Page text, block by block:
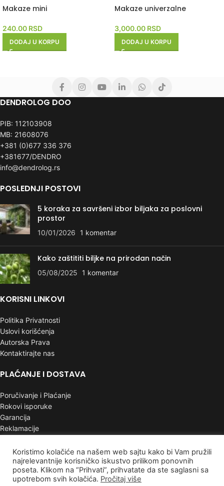
Makaze mini
240.00 RSD
DODAJ U KORPU
Makaze univerzalne
3,000.00 RSD
DODAJ U KORPU
DENDROLOG DOO
PIB: 112103908
MB: 21608076
+381 (0)677 336 376
+381677/DENDRO
info@dendrolog.rs
POSLEDNJI POSTOVI
5 koraka za savršeni izbor biljaka za poslovni
prostor
10/01/2026 1 komentar
Kako zaštititi biljke na prirodan način
05/08/2025 1 komentar
KORISNI LINKOVI
Politika Privatnosti
Uslovi korišćenja
Autorska Prava
Kontaktirajte nas
PLAĆANJE I DOSTAVA
Poručivanje i Plaćanje
Rokovi isporuke
Garancija
Reklamacije
INFORMACIJE
Mapa sajta
Najnoviji proizvodi
Koristimo kolačiće na našem web sajtu kako bi Vam pružili
najrelevantnije korisničko iskustvo prilikom ponovnih
poseta. Klikom na “Prihvati”, prihvatate da ste saglasni sa
upotrebom svih kolačića. Pročitaj više